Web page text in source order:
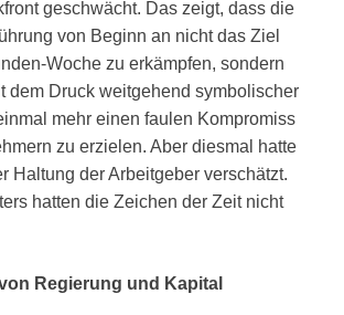
geschwächt. Das zeigt, dass die
von Beginn an nicht das Ziel
Woche zu erkämpfen, sondern
dem Druck weitgehend symbolischer
mehr einen faulen Kompromiss
zu erzielen. Aber diesmal hatte
Haltung der Arbeitgeber verschätzt.
hatten die Zeichen der Zeit nicht
Regierung und Kapital